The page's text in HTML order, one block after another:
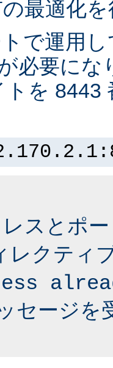
最適化
で運用
必要に
トを 8443
スとポ
レクティ
セージを